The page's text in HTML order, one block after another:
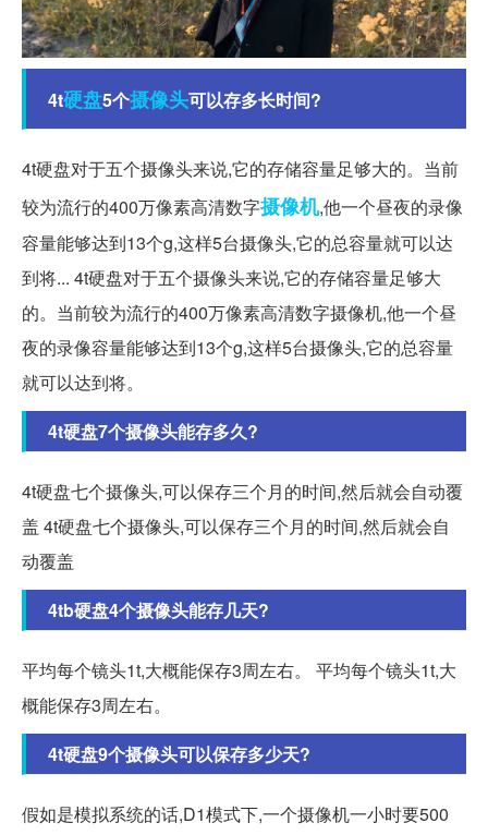
4t硬盘5个摄像头可以存多长时间?
4t硬盘对于五个摄像头来说,它的存储容量足够大的。当前
较为流行的400万像素高清数字摄像机,他一个昼夜的录像
容量能够达到13个g,这样5台摄像头,它的总容量就可以达
到将... 4t硬盘对于五个摄像头来说,它的存储容量足够大
的。当前较为流行的400万像素高清数字摄像机,他一个昼
夜的录像容量能够达到13个g,这样5台摄像头,它的总容量
就可以达到将。
4t硬盘7个摄像头能存多久?
4t硬盘七个摄像头,可以保存三个月的时间,然后就会自动覆
盖 4t硬盘七个摄像头,可以保存三个月的时间,然后就会自
动覆盖
4tb硬盘4个摄像头能存几天?
平均每个镜头1t,大概能保存3周左右。 平均每个镜头1t,大
概能保存3周左右。
4t硬盘9个摄像头可以保存多少天?
假如是模拟系统的话,D1模式下,一个摄像机一小时要500